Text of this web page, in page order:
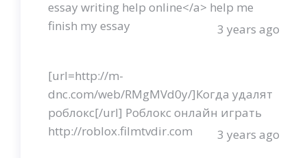
essay writing help online</a> help me
finish my essay
3 years ago
[url=http://m-
dnc.com/web/RMgMVd0y/]Когда удалят
роблокс[/url] Роблокс онлайн играть
http://roblox.filmtvdir.com
3 years ago